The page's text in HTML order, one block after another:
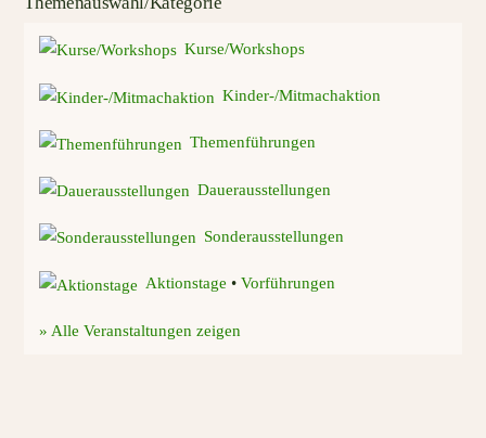
Kurse/Workshops
Kinder-/Mitmachaktion
Themenführungen
Dauerausstellungen
Sonderausstellungen
Aktionstage •Vorführungen
» Alle Veranstaltungen zeigen